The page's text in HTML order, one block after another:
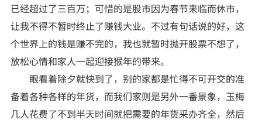
已经超过了三百万；可惜的是股市因为春节来临而休市，
让我不得不暂时终止了赚钱大业。不过有句话说的好，这
个世界上的钱是赚不完的，我也就暂时抛开股票不想了，
放松心情和家人一起迎接猴年的带来。
眼看着除夕就快到了，别的家都是忙得不可开交的准
备着各种各样的年货，而我们家则是另外一番景象，玉梅
几人花费了不到半天时间就把需要的年货采办齐全，然后